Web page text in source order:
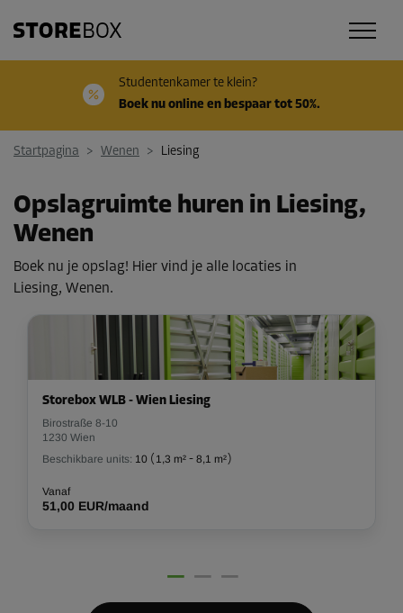
Studentenkamer te klein?
Boek nu online en bespaar tot 50%.
Startpagina > Wenen > Liesing
Opslagruimte huren in Liesing,
Wenen
Boek nu je opslag! Hier vind je alle locaties in
Liesing, Wenen.
Storebox WLB - Wien Liesing
Birostraße 8-10
1230 Wien
Beschikbare units: 10 ( 1,3 m² - 8,1 m²)
Vanaf
51,00 EUR/maand